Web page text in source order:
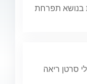
בנושא תפרחת
סרטן ריאה